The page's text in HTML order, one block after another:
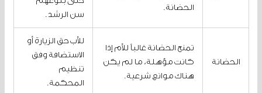
الحضانة.
سن الرشد.
الحضانة
تمنح الحضانة غالباً للأم إذا
كانت مؤهلة، ما لم يكن
هناك موانع شرعية.
للأب حق الزيارة أو
الاستضافة وفق
تنظيم
المحكمة.